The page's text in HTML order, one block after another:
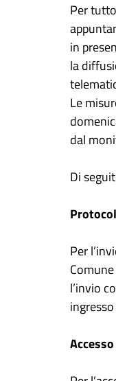
Per
in
la
Le
dal
Di
Per
l’invio